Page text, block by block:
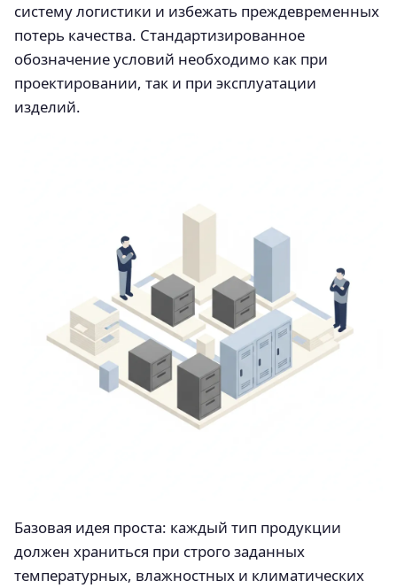
систему логистики и избежать преждевременных
потерь качества. Стандартизированное
обозначение условий необходимо как при
проектировании, так и при эксплуатации
изделий.
Базовая идея проста: каждый тип продукции
должен храниться при строго заданных
температурных, влажностных и климатических